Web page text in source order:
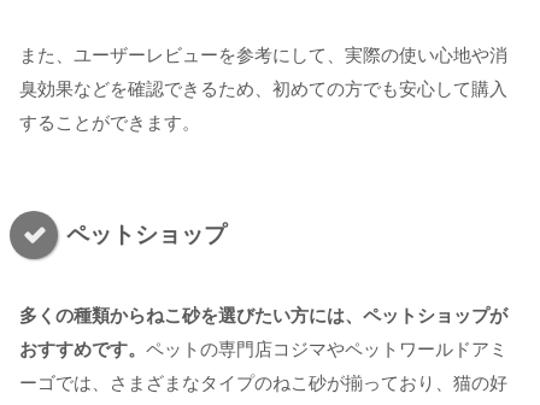
また、ユーザーレビューを参考にして、実際の使い心地や消
臭効果などを確認できるため、初めての方でも安心して購入
することができます。
ペットショップ
多くの種類からねこ砂を選びたい方には、ペットショップが
おすすめです。 ペットの専門店コジマやペットワールドアミ
ーゴでは、さまざまなタイプのねこ砂が揃っており、猫の好